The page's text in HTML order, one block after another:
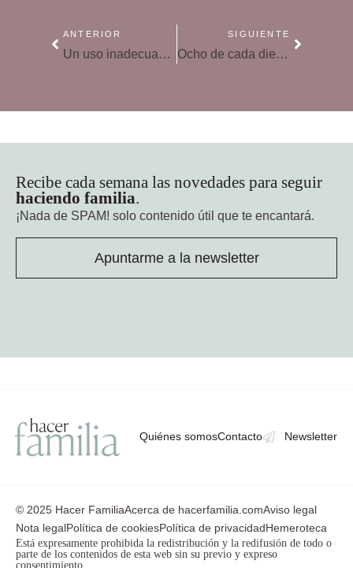
ANTERIOR
Un uso inadecuado de Internet puede provocar adicción, obesidad y trastornos en niños
SIGUIENTE
Ocho de cada diez universitarios, en conexión permanente con Internet
Recibe cada semana las novedades para seguir
haciendo familia.
¡Nada de SPAM! solo contenido útil que te encantará.
Apuntarme a la newsletter
Quiénes somosContacto Newsletter
© 2025 Hacer FamiliaAcerca de hacerfamilia.comAviso legal
Nota legalPolítica de cookiesPolítica de privacidadHemeroteca
Está expresamente prohibida la redistribución y la redifusión de todo o
parte de los contenidos de esta web sin su previo y expreso
consentimiento.